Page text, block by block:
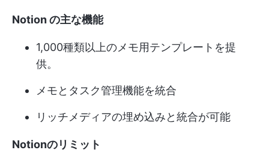
Notion の主な機能
1,000種類以上のメモ用テンプレートを提
供。
メモとタスク管理機能を統合
リッチメディアの埋め込みと統合が可能
Notionのリミット